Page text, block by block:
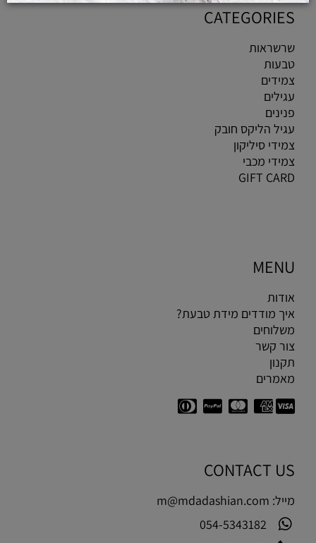
CATEGORIES
שרשראות
טבעות
צמידים
עגילים
פנינים
עגיל הליקס חובק
צמידי סיליקון
צמידי מכבי
GIFT CARD
MENU
אודות
איך מודדים מידת טבעת?
משלוחים
צור קשר
תקנון
מאמרים
CONTACT US
מייל: m@mdadashian.com
054-5343182